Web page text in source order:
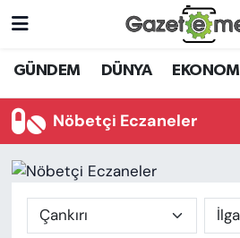
GÜNDEM DÜNYA EKONOMİ
Nöbetçi Eczaneler
DÜNYA
EKONOMİ
YENİ MEDYADA EMEK
GAZETECİLİĞİNİ GELİŞTİRMEK
Nöbetçi Eczaneler
Hava Durumu
Trafik Durumu